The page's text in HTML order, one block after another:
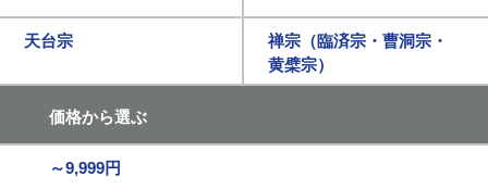
天台宗
禅宗（臨済宗・曹洞宗・
黄檗宗）
価格から選ぶ
～9,999円